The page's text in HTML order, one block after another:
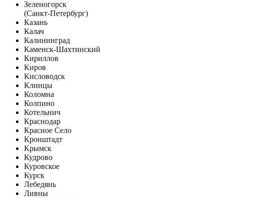
Зеленогорск
(Санкт-Петербург)
Казань
Калач
Калининград
Каменск-Шахтинский
Кириллов
Киров
Кисловодск
Клинцы
Коломна
Колпино
Котельнич
Краснодар
Красное Село
Кронштадт
Крымск
Кудрово
Куровское
Курск
Лебедянь
Ливны